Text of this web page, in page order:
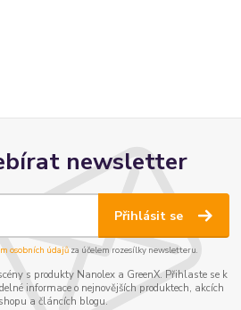
newsletter
Přihlásit se
osobních údajůza účelem rozesílky newsletteru.
s produkty Nanolex a GreenX. Přihlaste se k
informace o nejnovějších produktech, akcích
a článcích blogu.